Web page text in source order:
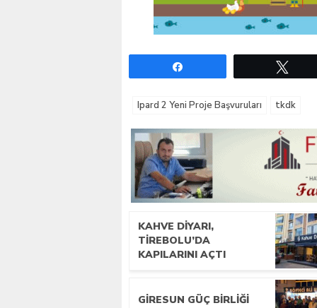
Ipard 2 Yeni Proje Başvuruları tkdk
KAHVE DIYARI,
TIREBOLU’DA
KAPILARINI AÇTI
GIRESUN GÜÇ BIRLIĞI